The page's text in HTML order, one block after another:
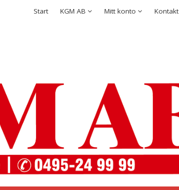
Start KGM AB Mitt konto Kontakt
Kom ihåg mig
Glömt ditt lösenord?
Skapa nytt konto